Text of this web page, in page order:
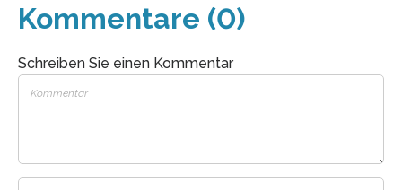
Kommentare (0)
Schreiben Sie einen Kommentar